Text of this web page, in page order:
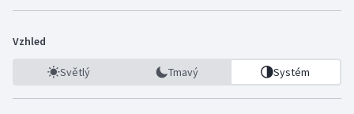
Vzhled
Světlý Tmavý Systém